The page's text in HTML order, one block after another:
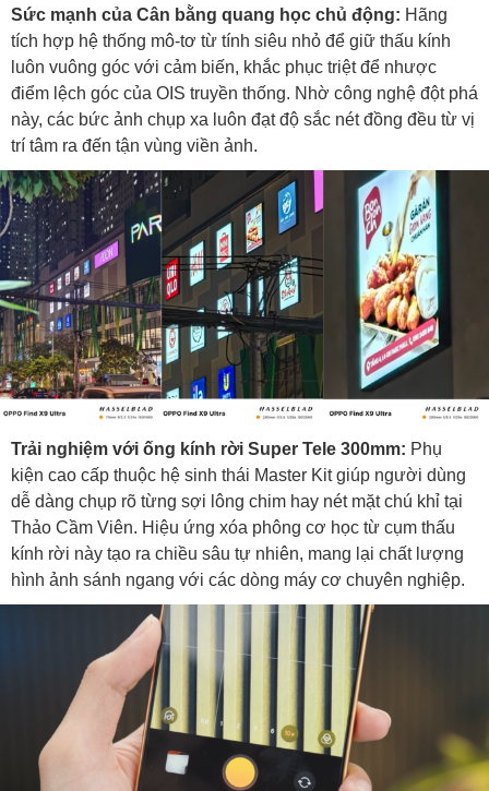
Sức mạnh của Cân bằng quang học chủ động: Hãng
tích hợp hệ thống mô-tơ từ tính siêu nhỏ để giữ thấu kính
luôn vuông góc với cảm biến, khắc phục triệt để nhược
điểm lệch góc của OIS truyền thống. Nhờ công nghệ đột phá
này, các bức ảnh chụp xa luôn đạt độ sắc nét đồng đều từ vị
trí tâm ra đến tận vùng viền ảnh.
Trải nghiệm với ống kính rời Super Tele 300mm: Phụ
kiện cao cấp thuộc hệ sinh thái Master Kit giúp người dùng
dễ dàng chụp rõ từng sợi lông chim hay nét mặt chú khỉ tại
Thảo Cầm Viên. Hiệu ứng xóa phông cơ học từ cụm thấu
kính rời này tạo ra chiều sâu tự nhiên, mang lại chất lượng
hình ảnh sánh ngang với các dòng máy cơ chuyên nghiệp.